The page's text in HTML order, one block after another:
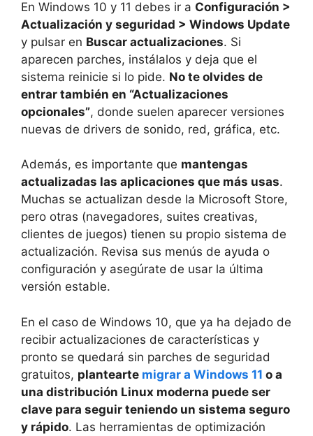
En Windows 10 y 11 debes ir a Configuración >
Actualización y seguridad > Windows Update
y pulsar en Buscar actualizaciones. Si
aparecen parches, instálalos y deja que el
sistema reinicie si lo pide. No te olvides de
entrar también en “Actualizaciones
opcionales”, donde suelen aparecer versiones
nuevas de drivers de sonido, red, gráfica, etc.
Además, es importante que mantengas
actualizadas las aplicaciones que más usas.
Muchas se actualizan desde la Microsoft Store,
pero otras (navegadores, suites creativas,
clientes de juegos) tienen su propio sistema de
actualización. Revisa sus menús de ayuda o
configuración y asegúrate de usar la última
versión estable.
En el caso de Windows 10, que ya ha dejado de
recibir actualizaciones de características y
pronto se quedará sin parches de seguridad
gratuitos, plantearte migrar a Windows 11 o a
una distribución Linux moderna puede ser
clave para seguir teniendo un sistema seguro
y rápido. Las herramientas de optimización